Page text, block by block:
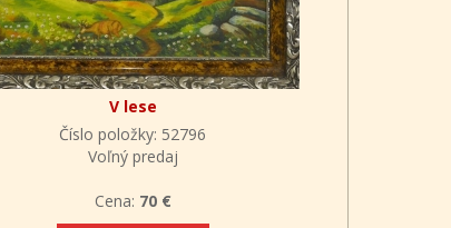
V lese
Číslo položky: 52796
Voľný predaj
Cena: 70 €